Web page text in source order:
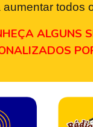
aumentar todos
ALGUNS